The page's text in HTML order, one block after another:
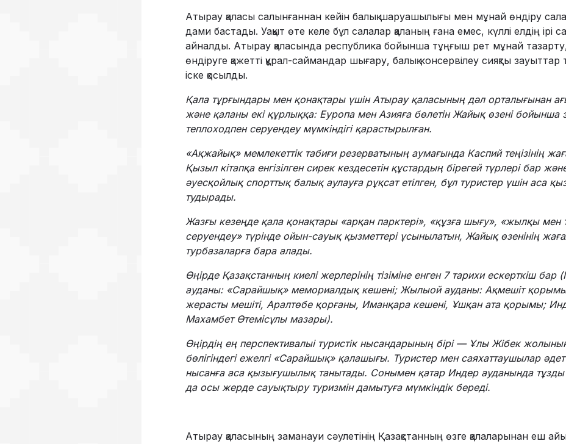
Атырау қаласы салынғаннан кейін балық шаруашылығы мен мұнай өндіру
дами бастады. Уақыт өте келе бұл салалар қаланың ғана емес, күллі елдің ірі
айналды. Атырау қаласында республика бойынша тұңғыш рет мұнай
өндіруге қажетті құрал-саймандар шығару, балық консервілеу сияқты
іске қосылды.
Қала тұрғындары мен қонақтары үшін Атырау қаласының дәл орталығынан
және қаланы екі құрлыққа: Еуропа мен Азияға бөлетін Жайық өзені бойынша
теплоходпен серуендеу мүмкіндігі қарастырылған.
«Ақжайық» мемлекеттік табиғи резерватының аумағында Каспий теңізінің
Қызыл кітапқа енгізілген сирек кездесетін құстардың бірегей түрлері бар
әуесқойлық спорттық балық аулауға рұқсат етілген, бұл туристер үшін аса
тудырады.
Жазғы кезеңде қала қонақтары «арқан парктері», «құзға шығу», «жылқы мен
серуендеу» түрінде ойын-сауық қызметтері ұсынылатын, Жайық өзенінің
турбазаларға бара алады.
Өңірде Қазақстанның киелі жерлерінің тізіміне енген 7 тарихи ескерткіш бар
ауданы: «Сарайшық» мемориалдық кешені; Жылыой ауданы: Ақмешіт
жерасты мешіті, Аралтөбе қорғаны, Иманқара кешені, Ұшқан ата қорымы;
Махамбет Өтемісұлы мазары).
Өңірдің ең перспективалыі туристік нысандарының бірі — Ұлы Жібек
бөлігіндегі ежелгі «Сарайшық» қалашығы. Туристер мен саяхаттаушылар
нысанға аса қызығушылық танытады. Сонымен қатар Индер ауданында
да осы жерде сауықтыру туризмін дамытуға мүмкіндік береді.
Атырау қаласының заманауи сәулетінің Қазақстанның өзге қалаларынан еш